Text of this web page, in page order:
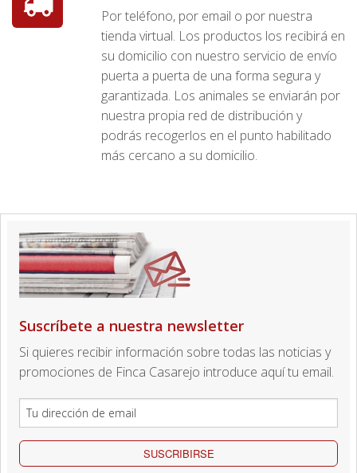
Por teléfono, por email o por nuestra
tienda virtual. Los productos los recibirá en
su domicilio con nuestro servicio de envío
puerta a puerta de una forma segura y
garantizada. Los animales se enviarán por
nuestra propia red de distribución y
podrás recogerlos en el punto habilitado
más cercano a su domicilio.
Suscríbete a nuestra newsletter
Si quieres recibir información sobre todas las noticias y
promociones de Finca Casarejo introduce aquí tu email.
SUSCRIBIRSE